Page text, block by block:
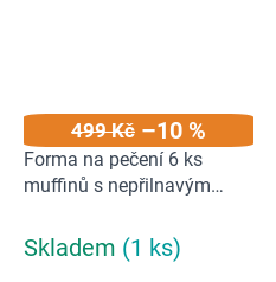
499 Kč –10 %
Forma na pečení 6 ks
muffinů s nepřilnavým
černá
Skladem (1 ks)